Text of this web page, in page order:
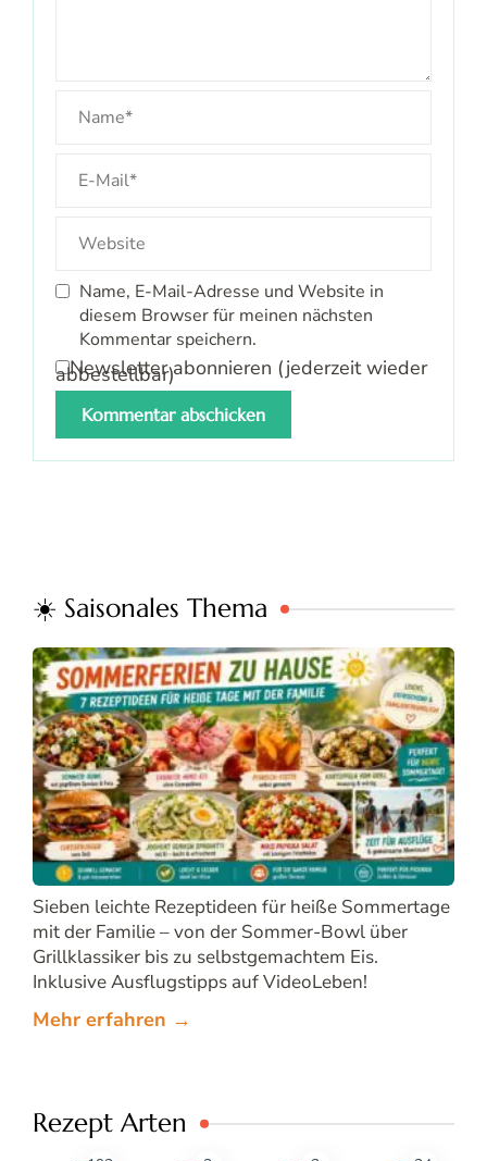
Name, E-Mail-Adresse und Website in
diesem Browser für meinen nächsten
Kommentar speichern.
Newsletter abonnieren (jederzeit wieder
abbestellbar)
☀️ Saisonales Thema
Sieben leichte Rezeptideen für heiße Sommertage
mit der Familie – von der Sommer-Bowl über
Grillklassiker bis zu selbstgemachtem Eis.
Inklusive Ausflugstipps auf VideoLeben!
Mehr erfahren →
Rezept Arten